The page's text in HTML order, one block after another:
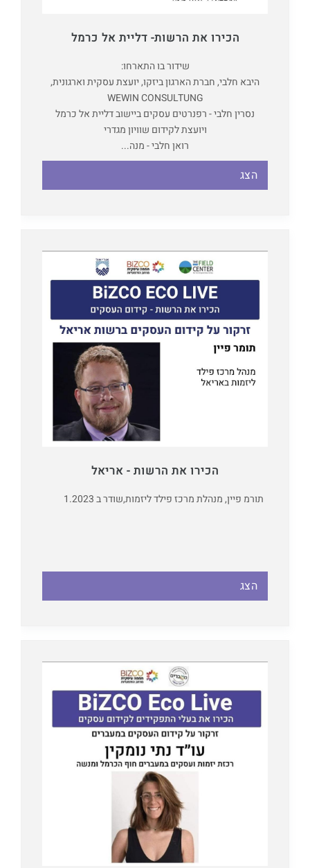
הכירו את הרשות- דליית אל כרמל
שידור בו התארחו:
היבא חלבי, חברת הארגון ביזקו, יועצת עסקית וארגונית,
WEWIN CONSULTUNG
נסרין חלבי - רפנרטים עסקים ביישוב דליית אל כרמל
ויועצת לקידום שוויון מגדרי
רואן חלבי - מנה...
הצג
הכירו את הרשות - אריאל
תורמ פיין, מנהלת מרכז פילד ליזמות,שודר ב 1.2023
הצג